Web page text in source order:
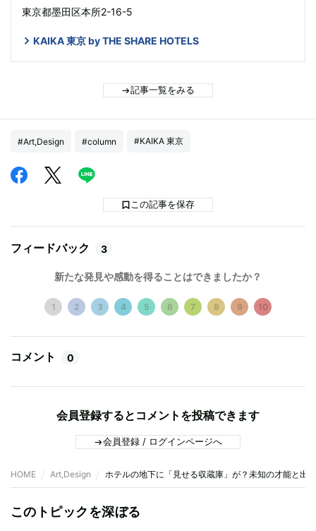
東京都墨田区本所2-16-5
KAIKA 東京 by THE SHARE HOTELS
記事一覧をみる
#Art,Design #column #KAIKA 東京
この記事を保存
フィードバック 3
新たな発見や感動を得ることはできましたか？
1 2 3 4 5 6 7 8 9 10
コメント 0
会員登録するとコメントを投稿できます
会員登録 / ログインページへ
HOME Art,Design ホテルの地下に「見せる収蔵庫」が？未知の才能と出
このトピックを深ぼる